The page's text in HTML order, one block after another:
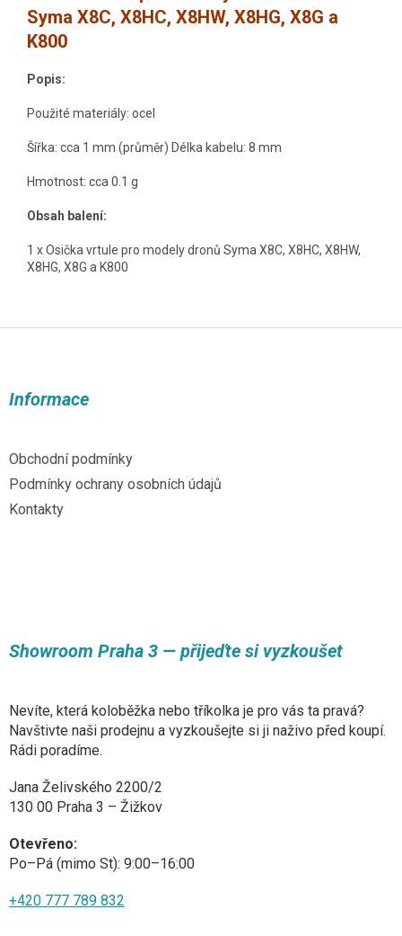
Syma X8C, X8HC, X8HW, X8HG, X8G a
K800
Popis:
Použité materiály: ocel
Šířka: cca 1 mm (průměr) Délka kabelu: 8 mm
Hmotnost: cca 0.1 g
Obsah balení:
1 x Osička vrtule pro modely dronů Syma X8C, X8HC, X8HW,
X8HG, X8G a K800
Informace
Obchodní podmínky
Podmínky ochrany osobních údajů
Kontakty
Showroom Praha 3 — přijeďte si vyzkoušet
Nevíte, která koloběžka nebo tříkolka je pro vás ta pravá?
Navštivte naši prodejnu a vyzkoušejte si ji naživo před koupí.
Rádi poradíme.
Jana Želivského 2200/2
130 00 Praha 3 – Žižkov
Otevřeno:
Po–Pá (mimo St): 9:00–16:00
+420 777 789 832